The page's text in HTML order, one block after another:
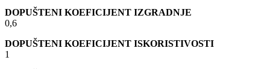
DOPUŠTENI KOEFICIJENT IZGRADNJE
0,6
DOPUŠTENI KOEFICIJENT ISKORISTIVOSTI
1